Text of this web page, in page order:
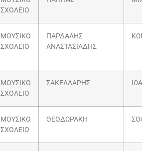
ΣΧΟΛΕΙΟ
ΜΟΥΣΙΚΟ
ΣΧΟΛΕΙΟ
ΠΑΡΔΑΛΗΣ
ΑΝΑΣΤΑΣΙΑΔΗΣ
ΜΟΥΣΙΚΟ
ΣΧΟΛΕΙΟ
ΣΑΚΕΛΛΑΡΗΣ
ΜΟΥΣΙΚΟ
ΣΧΟΛΕΙΟ
ΘΕΟΔΩΡΑΚΗ